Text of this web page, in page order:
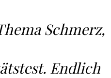
Schmerz,
Endlich